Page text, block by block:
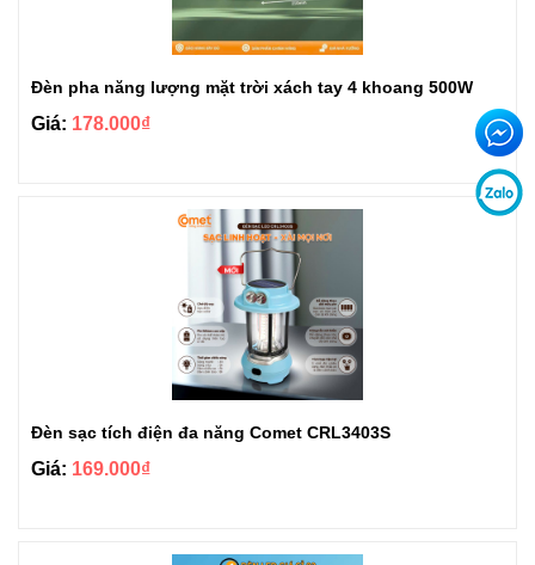
Đèn pha năng lượng mặt trời xách tay 4 khoang 500W
Giá: 178.000₫
Đèn sạc tích điện đa năng Comet CRL3403S
Giá: 169.000₫